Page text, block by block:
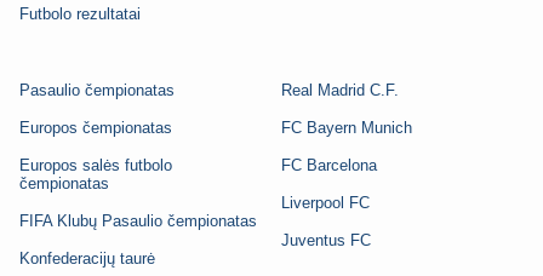
Futbolo rezultatai
Pasaulio čempionatas
Europos čempionatas
Europos salės futbolo
čempionatas
FIFA Klubų Pasaulio čempionatas
Konfederacijų taurė
Real Madrid C.F.
FC Bayern Munich
FC Barcelona
Liverpool FC
Juventus FC